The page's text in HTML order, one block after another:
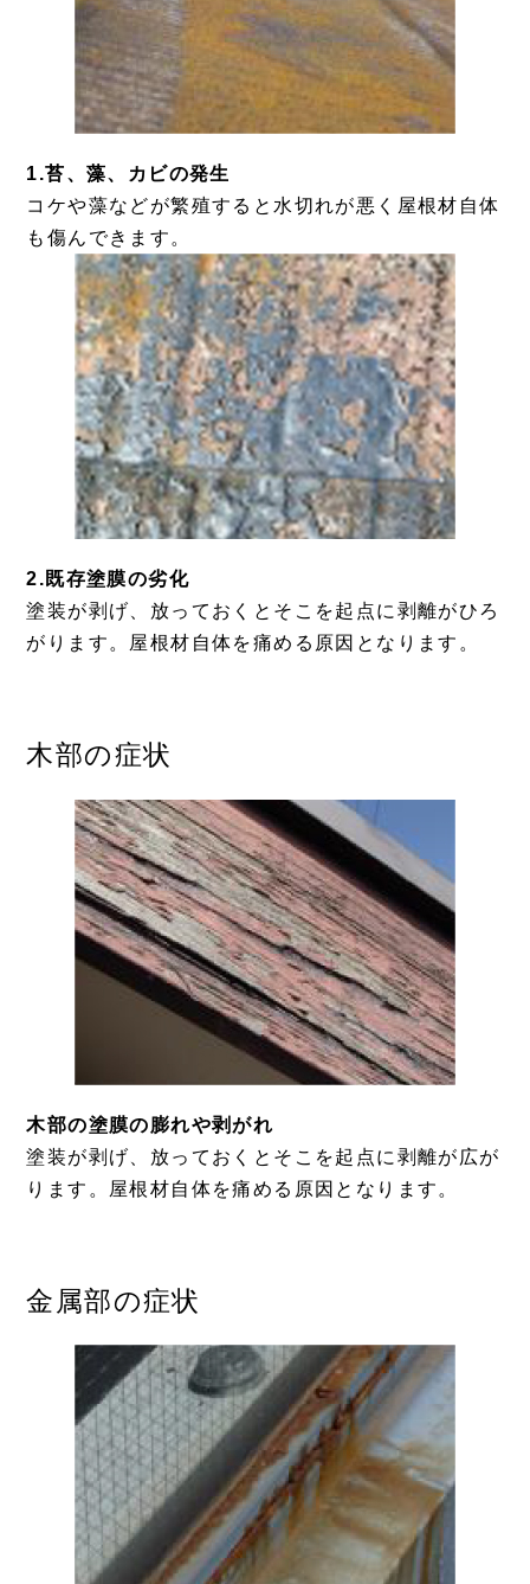
1.苔、藻、カビの発生
コケや藻などが繁殖すると水切れが悪く屋根材自体
も傷んできます。
2.既存塗膜の劣化
塗装が剥げ、放っておくとそこを起点に剥離がひろ
がります。屋根材自体を痛める原因となります。
木部の症状
木部の塗膜の膨れや剥がれ
塗装が剥げ、放っておくとそこを起点に剥離が広が
ります。屋根材自体を痛める原因となります。
金属部の症状